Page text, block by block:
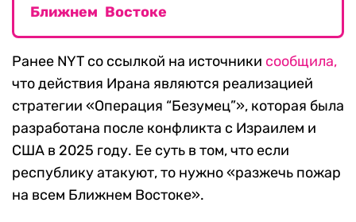
Ближнем Востоке
Ранее NYT со ссылкой на источники сообщила,
что действия Ирана являются реализацией
стратегии «Операция “Безумец”», которая была
разработана после конфликта с Израилем и
США в 2025 году. Ее суть в том, что если
республику атакуют, то нужно «разжечь пожар
на всем Ближнем Востоке».